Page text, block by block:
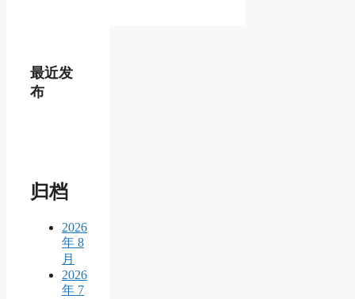
最近发
布
归档
2026
年 8
月
2026
年 7